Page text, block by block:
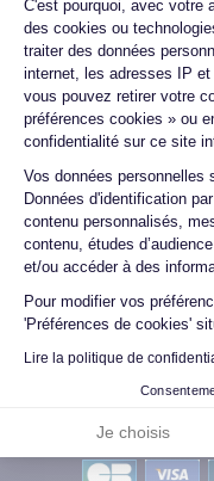
C'est pourquoi, avec votre
des cookies ou
traiter des données
internet, les adresses IP
vous pouvez retirer votre
préférences cookies » ou
confidentialité sur ce site
Vos données
Données d'identification
contenu personnalisés,
contenu, études
et/ou accéder à des
Pour modifier vos
'Préférences de cookies'
Lire la politique de
Je choisis
Ambroise V.
10/07/26
Franchement super
chez eux et rien à
changée ...